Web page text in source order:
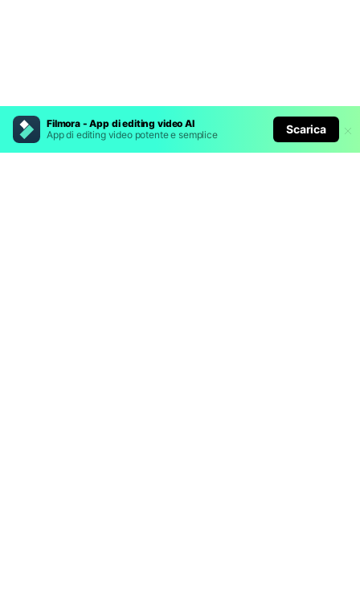
Filmora - App di editing video AI
App di editing video potente e semplice
Scarica